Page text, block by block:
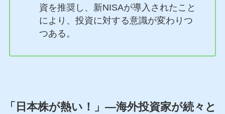
資を推奨し、新NISAが導入されたこと
により、投資に対する意識が変わりつ
つある。
「日本株が熱い！」―海外投資家が続々と